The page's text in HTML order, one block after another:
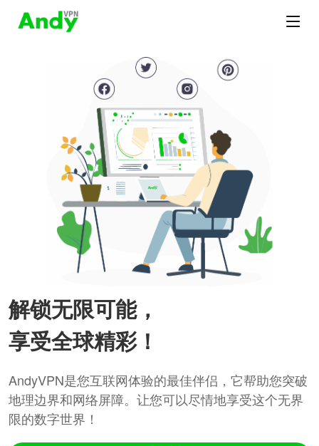
解锁无限可能，
享受全球精彩！
AndyVPN是您互联网体验的最佳伴侣，它帮助您突破
地理边界和网络屏障。让您可以尽情地享受这个无界
限的数字世界！